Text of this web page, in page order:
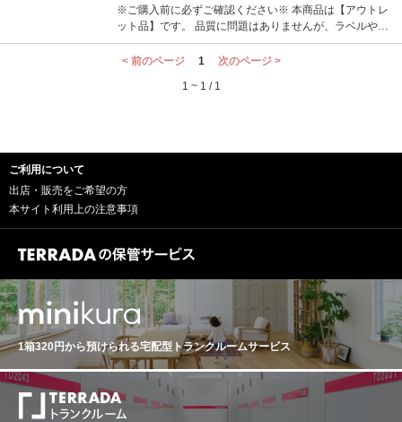
※ご購入前に必ずご確認ください※ 本商品は【アウトレ
ット品】です。 品質に問題はありませんが、ラベルやキ
ャップ、ボトルに汚れやキズ、破れなどの外装に不良が
見られる商品となります。 不良の内容については、以下
ョンには個体差がございます。現物にてご確認くださ
てご確認ください。ラベル状態は経年劣化の可能性があ
ーーーーーーーーーーーーー コンディション 【ラベルに
若干の破れあり】 ーーーーーーーーーーーーーーー 【ギ
レンティーノ」とアディジェ川上流の「アルト・アディ
が多いためイタリア語に加えドイツ語も公用語として使
われています。ギルランは1923年設立の長い歴史を持つ
大きな組合組織で、240ヘクタールもの広大な畑にはそ
れぞれの土壌に適した土着品種や国際品種が植えられ、
数々の高品質なワインを造っています。主要ワインガイ
ドでも高評価を多く獲得しています。 【ピノ・ノワール
トラットマンDOCとは】 南西向きの日当たりの良い斜面
にある畑で、丁寧につくられるピノ・ノワール。熟した
チェリーやマラスキーノの香り。口あたりは繊細で優し
< 前のページ 1
次のページ >
1 ~ 1 / 1
ご利用について
出店・販売をご希望の方
本サイト利用上の注意事項
1箱320円から預けられる宅配型トランクルームサービス